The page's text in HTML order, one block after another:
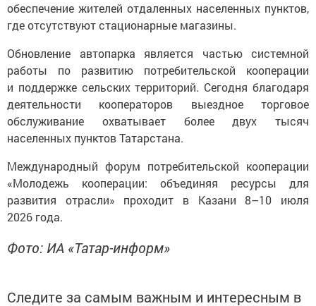
обеспечение жителей отдаленных населенных пунктов,
где отсутствуют стационарные магазины.
Обновление автопарка является частью системной
работы по развитию потребительской кооперации
и поддержке сельских территорий. Сегодня благодаря
деятельности кооператоров выездное торговое
обслуживание охватывает более двух тысяч
населенных пунктов Татарстана.
Международный форум потребительской кооперации
«Молодежь кооперации: объединяя ресурсы для
развития отрасли» проходит в Казани 8–10 июля
2026 года.
Фото: ИА «Татар-информ»
Следите за самым важным и интересным в